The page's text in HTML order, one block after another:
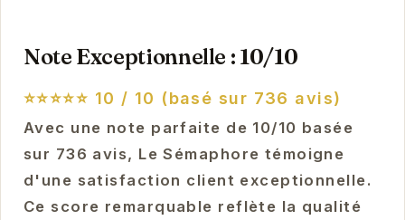
Note Exceptionnelle : 10/10
⭐⭐⭐⭐⭐ 10 / 10 (basé sur 736 avis)
Avec une note parfaite de 10/10 basée
sur 736 avis, Le Sémaphore témoigne
d'une satisfaction client exceptionnelle.
Ce score remarquable reflète la qualité